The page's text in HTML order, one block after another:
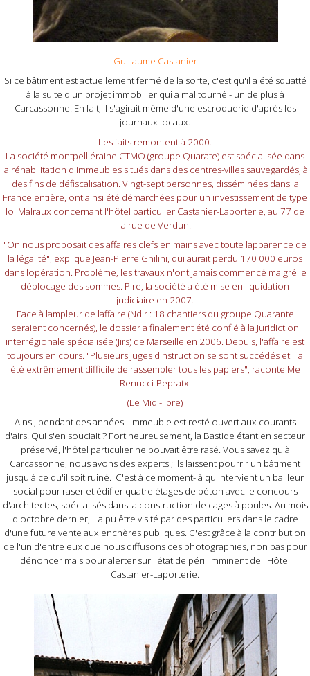
Guillaume Castanier
Si ce bâtiment est actuellement fermé de la sorte, c'est qu'il a été squatté
à la suite d'un projet immobilier qui a mal tourné - un de plus à
Carcassonne. En fait, il s'agirait même d'une escroquerie d'après les
journaux locaux.
Les faits remontent à 2000.
La société montpelliéraine CTMO (groupe Quarate) est spécialisée dans
la réhabilitation d'immeubles situés dans des centres-villes sauvegardés, à
des fins de défiscalisation. Vingt-sept personnes, disséminées dans la
France entière, ont ainsi été démarchées pour un investissement de type
loi Malraux concernant l'hôtel particulier Castanier-Laporterie, au 77 de
la rue de Verdun.
"On nous proposait des affaires clefs en mains avec toute lapparence de
la légalité", explique Jean-Pierre Ghilini, qui aurait perdu 170 000 euros
dans lopération. Problème, les travaux n'ont jamais commencé malgré le
déblocage des sommes. Pire, la société a été mise en liquidation
judiciaire en 2007.
Face à lampleur de laffaire (Ndlr : 18 chantiers du groupe Quarante
seraient concernés), le dossier a finalement été confié à la Juridiction
interrégionale spécialisée (Jirs) de Marseille en 2006. Depuis, l'affaire est
toujours en cours. "Plusieurs juges dinstruction se sont succédés et il a
été extrêmement difficile de rassembler tous les papiers", raconte Me
Renucci-Pepratx.
(Le Midi-libre)
Ainsi, pendant des années l'immeuble est resté ouvert aux courants
d'airs. Qui s'en souciait ? Fort heureusement, la Bastide étant en secteur
préservé, l'hôtel particulier ne pouvait être rasé. Vous savez qu'à
Carcassonne, nous avons des experts ; ils laissent pourrir un bâtiment
jusqu'à ce qu'il soit ruiné. C'est à ce moment-là qu'intervient un bailleur
social pour raser et édifier quatre étages de béton avec le concours
d'architectes, spécialisés dans la construction de cages à poules. Au mois
d'octobre dernier, il a pu être visité par des particuliers dans le cadre
d'une future vente aux enchères publiques. C'est grâce à la contribution
de l'un d'entre eux que nous diffusons ces photographies, non pas pour
dénoncer mais pour alerter sur l'état de péril imminent de l'Hôtel
Castanier-Laporterie.